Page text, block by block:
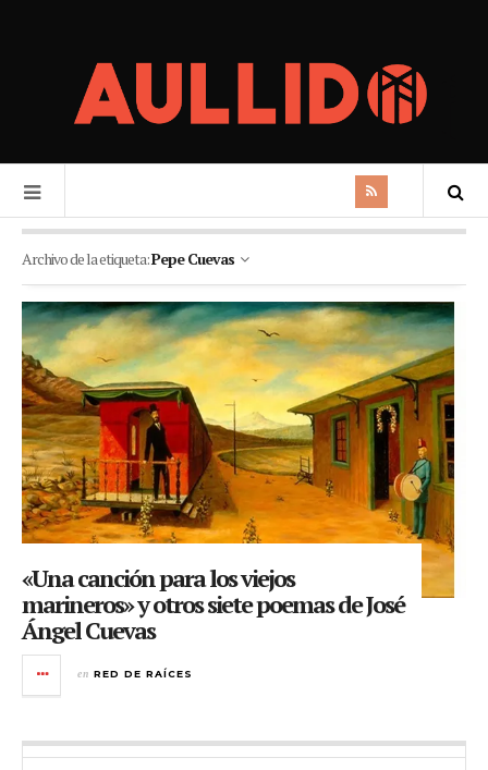
Archivo de la etiqueta:Pepe Cuevas
«Una canción para los viejos
marineros» y otros siete poemas de José
Ángel Cuevas
en RED DE RAÍCES